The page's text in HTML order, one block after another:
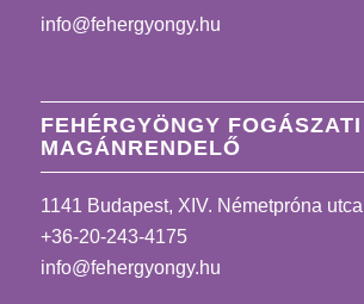
info@fehergyongy.hu
FEHÉRGYÖNGY FOGÁSZATI
MAGÁNRENDELŐ
1141 Budapest, XIV. Németpróna
+36-20-243-4175
info@fehergyongy.hu